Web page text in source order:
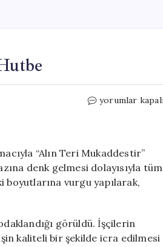
Diyanet
Mayıs’a
Özel
Hutbe
için
yorumlar
“Alın Teri Mukaddestir”
denk gelmesi dolayısıyla tüm
boyutlarına vurgu yapılarak,
görüldü. İşçilerin
kaliteli bir şekilde icra edilmesi